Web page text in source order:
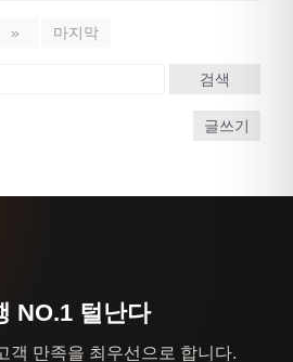
» 마지막
검색
글쓰기
NO.1 털난다
객 만족을 최우선으로 합니다.